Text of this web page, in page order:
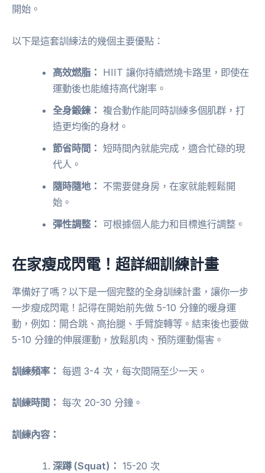
開始。
以下是這套訓練法的幾個主要優點：
高效燃脂： HIIT 讓你持續燃燒卡路里，即使在
運動後也能維持高代謝率。
全身鍛鍊： 複合動作能同時訓練多個肌群，打
造更均衡的身材。
節省時間： 短時間內就能完成，適合忙碌的現
代人。
隨時隨地： 不需要健身房，在家就能輕鬆開
始。
彈性調整： 可根據個人能力和目標進行調整。
在家瘦成閃電！超詳細訓練計畫
準備好了嗎？以下是一個完整的全身訓練計畫，讓你一步
一步瘦成閃電！記得在開始前先做 5-10 分鐘的暖身運
動，例如：開合跳、高抬腿、手臂旋轉等。結束後也要做
5-10 分鐘的伸展運動，放鬆肌肉、預防運動傷害。
訓練頻率： 每週 3-4 次，每次間隔至少一天。
訓練時間： 每次 20-30 分鐘。
訓練內容：
深蹲 (Squat)： 15-20 次